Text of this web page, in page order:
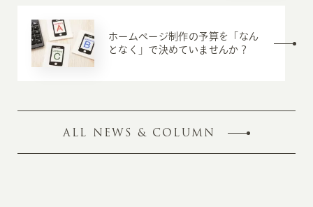
ホームページ制作の予算を「なん
となく」で決めていませんか？
ALL NEWS & COLUMN